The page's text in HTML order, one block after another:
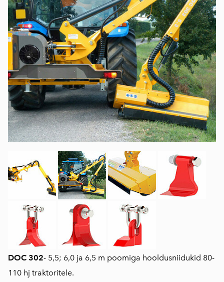
DOC 302- 5,5; 6,0 ja 6,5 m poomiga hooldusniidukid 80-
110 hj traktoritele.